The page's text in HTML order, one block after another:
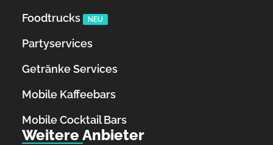
Foodtrucks
NEU
Partyservices
Getränke Services
Mobile Kaffeebars
Mobile Cocktail Bars
Weitere Anbieter